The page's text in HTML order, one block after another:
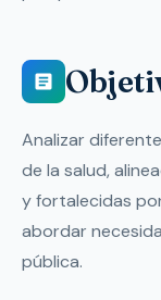
Analizar
de la salud,
y fortalecidas
abordar
pública.